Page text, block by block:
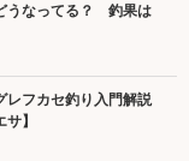
うなってる？ 釣果は
レフカセ釣り入門解説
】